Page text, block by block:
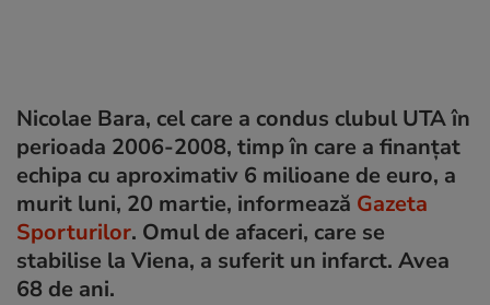
Nicolae Bara, cel care a condus clubul UTA în
perioada 2006-2008, timp în care a finanțat
echipa cu aproximativ 6 milioane de euro, a
murit luni, 20 martie, informează Gazeta
Sporturilor. Omul de afaceri, care se
stabilise la Viena, a suferit un infarct. Avea
68 de ani.